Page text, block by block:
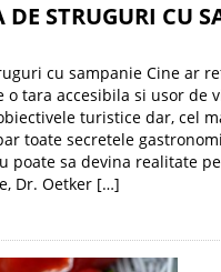
DE STRUGURI CU
cu sampanie Cine ar
o tara accesibila si usor de
turistice dar, cel
toate secretele
poate sa devina realitate
Dr. Oetker […]